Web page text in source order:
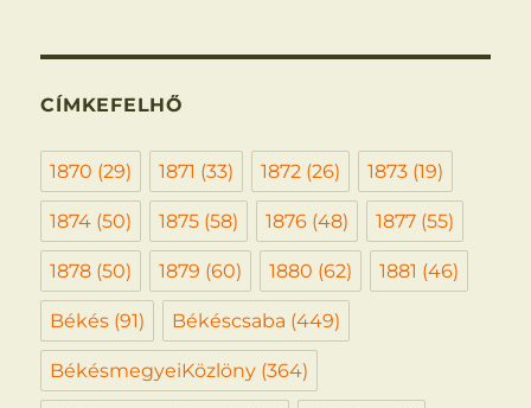
CÍMKEFELHŐ
1870 (29) 1871 (33) 1872 (26) 1873 (19)
1874 (50) 1875 (58) 1876 (48) 1877 (55)
1878 (50) 1879 (60) 1880 (62) 1881 (46)
Békés (91) Békéscsaba (449)
BékésmegyeiKözlöny (364)